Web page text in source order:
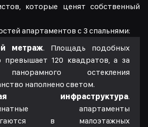
которые ценят собственный
апартаментов с 3 спальнями:
метраж. Площадь подобных
превышает 120 квадратов, а за
остекления
наполнено светом.
инфраструктура.
апартаменты
в малоэтажных